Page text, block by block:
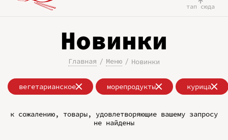
тап сюда
Новинки
Главная Меню Новинки
вегетарианское морепродукты курица
к сожалению, товары, удовлетворяющие вашему запросу
не найдены